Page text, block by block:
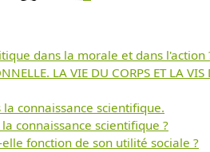
dans la morale et dans l'action
LA VIE DU CORPS ET LA
connaissance scientifique.
connaissance scientifique ?
fonction de son utilité sociale ?